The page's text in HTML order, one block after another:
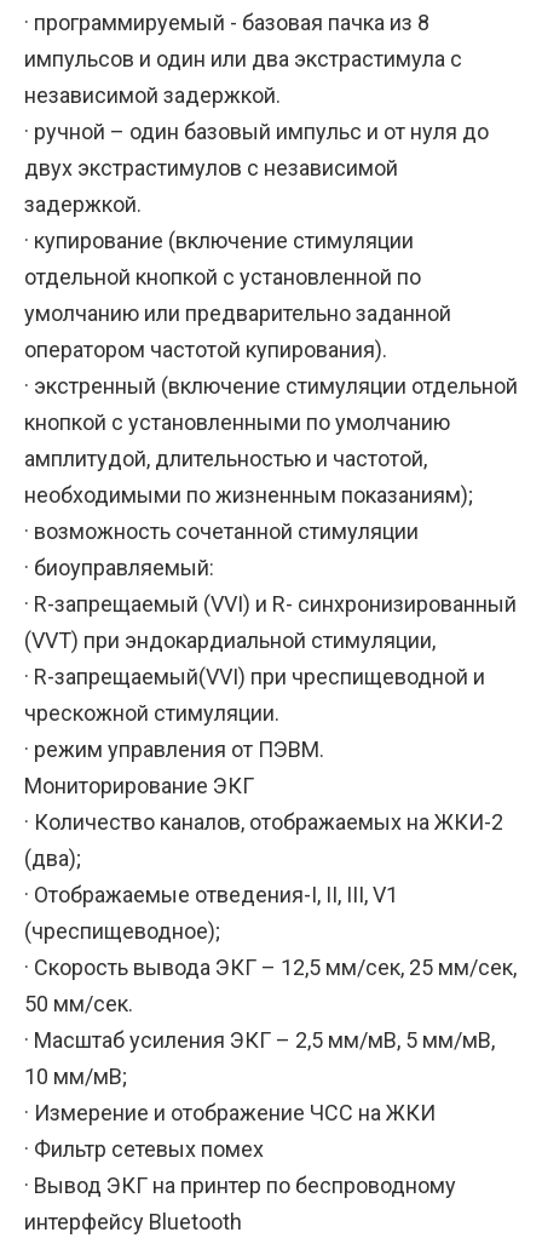
· программируемый - базовая пачка из 8
импульсов и один или два экстрастимула с
независимой задержкой.
· ручной – один базовый импульс и от нуля до
двух экстрастимулов с независимой
задержкой.
· купирование (включение стимуляции
отдельной кнопкой с установленной по
умолчанию или предварительно заданной
оператором частотой купирования).
· экстренный (включение стимуляции отдельной
кнопкой с установленными по умолчанию
амплитудой, длительностью и частотой,
необходимыми по жизненным показаниям);
· возможность сочетанной стимуляции
· биоуправляемый:
· R-запрещаемый (VVI) и R- синхронизированный
(VVT) при эндокардиальной стимуляции,
· R-запрещаемый(VVI) при чреспищеводной и
чрескожной стимуляции.
· режим управления от ПЭВМ.
Мониторирование ЭКГ
· Количество каналов, отображаемых на ЖКИ-2
(два);
· Отображаемые отведения-I, II, III, V1
(чреспищеводное);
· Скорость вывода ЭКГ – 12,5 мм/сек, 25 мм/сек,
50 мм/сек.
· Масштаб усиления ЭКГ – 2,5 мм/мВ, 5 мм/мВ,
10 мм/мВ;
· Измерение и отображение ЧСС на ЖКИ
· Фильтр сетевых помех
· Вывод ЭКГ на принтер по беспроводному
интерфейсу Bluetooth